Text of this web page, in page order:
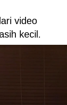
video
kecil.